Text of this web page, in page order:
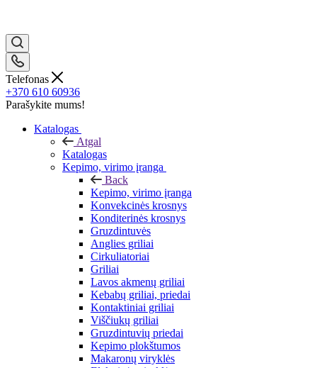
Telefonas
+370 610 60936
Parašykite mums!
Katalogas
Atgal
Katalogas
Kepimo, virimo įranga
Back
Kepimo, virimo įranga
Konvekcinės krosnys
Konditerinės krosnys
Gruzdintuvės
Anglies griliai
Cirkuliatoriai
Griliai
Lavos akmenų griliai
Kebabų griliai, priedai
Kontaktiniai griliai
Viščiukų griliai
Gruzdintuvių priedai
Kepimo plokštumos
Makaronų viryklės